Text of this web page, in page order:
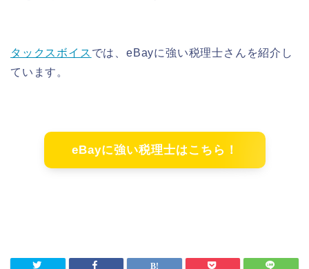
タックスボイス では、eBayに強い税理士さんを紹介し
ています。
eBayに強い税理士はこちら！